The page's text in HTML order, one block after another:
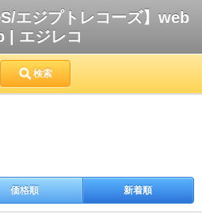
エジプトレコーズ】web
| エジレコ
検索
価格順 新着順